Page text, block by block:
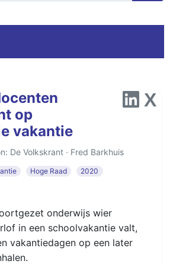
op
vakantie
De Volkskrant · Fred Barkhuis
Hoge Raad 2020
onderwijs wier
in een schoolvakantie valt,
vakantiedagen op een later